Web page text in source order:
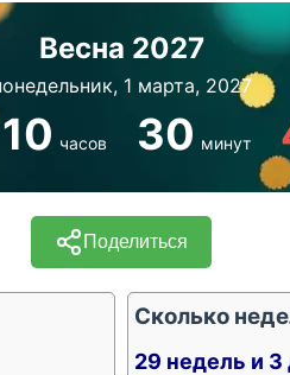
Весна 2027
1 марта, 2027
10 часов 30 минут
Поделиться
Сколько
29 недель и 3